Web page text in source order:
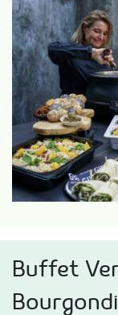
Buffet